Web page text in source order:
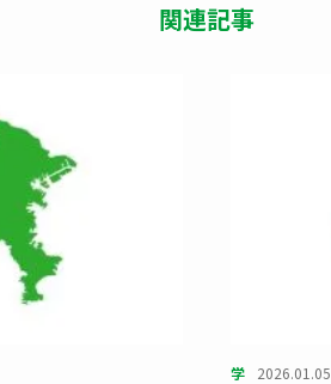
関連記事
学 2026.01.05